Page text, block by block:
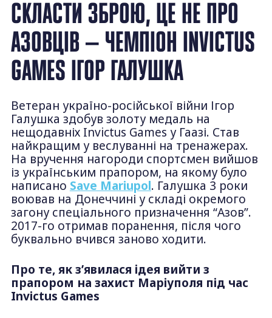
СКЛАСТИ ЗБРОЮ, ЦЕ НЕ ПРО
АЗОВЦІВ — ЧЕМПІОН INVICTUS
GAMES ІГОР ГАЛУШКА
Ветеран україно-російської війни Ігор
Галушка здобув золоту медаль на
нещодавніх Invictus Games у Гаазі. Став
найкращим у веслуванні на тренажерах.
На вручення нагороди спортсмен вийшов
із українським прапором, на якому було
написано Save Mariupol. Галушка 3 роки
воював на Донеччині у складі окремого
загону спеціального призначення “Азов”.
2017-го отримав поранення, після чого
буквально вчився заново ходити.
Про те, як з’явилася ідея вийти з
прапором на захист Маріуполя під час
Invictus Games